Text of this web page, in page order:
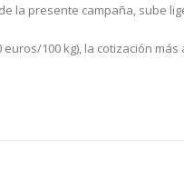
presente campaña, sube
100 kg), la cotización